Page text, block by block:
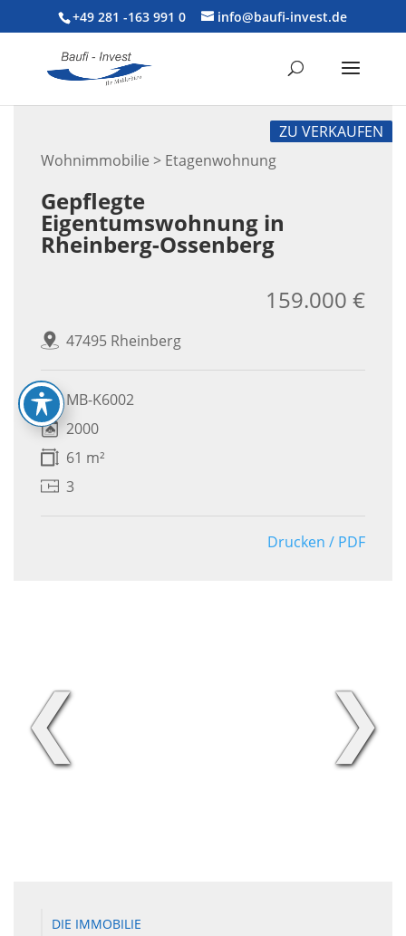
+49 281 -163 991 0 info@baufi-invest.de
Wohnimmobilie > Etagenwohnung
ZU VERKAUFEN
Gepflegte
Eigentumswohnung in
Rheinberg-Ossenberg
47495 Rheinberg
159.000 €
MB-K6002
2000
61 m²
3
Drucken / PDF
❮ ❯
DIE IMMOBILIE